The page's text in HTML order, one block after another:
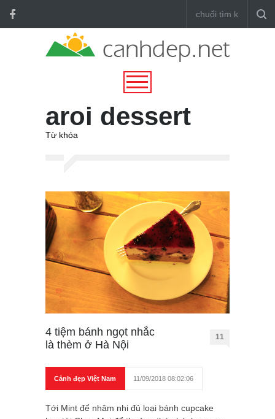
aroi dessert
Từ khóa
4 tiệm bánh ngọt nhắc
là thèm ở Hà Nội
11
Cảnh đẹp Việt Nam 11/09/2018 08:02:06
Tới Mint để nhâm nhi đủ loại bánh cupcake